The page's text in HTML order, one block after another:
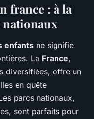
france : à la
nationaux
enfants ne signifie
La France,
diversifiées, offre un
en quête
parcs nationaux,
sont parfaits pour